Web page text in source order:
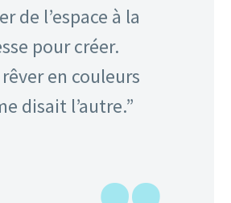
de l’espace à la
pour créer.
en couleurs
disait l’autre.”